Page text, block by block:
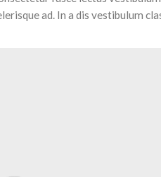
ad. In a dis vestibulum